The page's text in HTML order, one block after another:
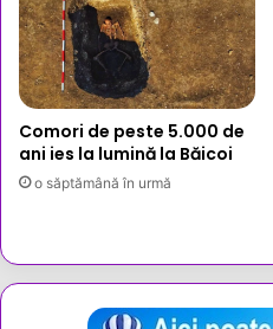
Comori de peste 5.000 de
ani ies la lumină la Băicoi
o săptămână în urmă